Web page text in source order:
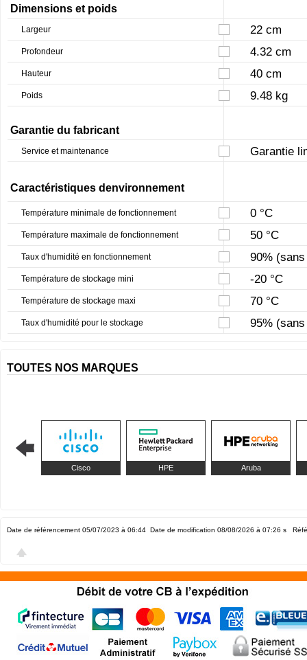
Dimensions et poids
Largeur 22 cm
Profondeur 4.32 cm
Hauteur 40 cm
Poids 9.48 kg
Garantie du fabricant
Service et maintenance Garantie
Caractéristiques denvironnement
Température minimale de fonctionnement 0 °C
Température maximale de fonctionnement 50 °C
Taux d'humidité en fonctionnement 90%
Température de stockage mini -20 °C
Température de stockage maxi 70 °C
Taux d'humidité pour le stockage 95%
TOUTES NOS MARQUES
Cisco HPE Aruba
Date de référencement 05/07/2023 à 06:44 Date de modification 08/08/2026 à 07:26 s